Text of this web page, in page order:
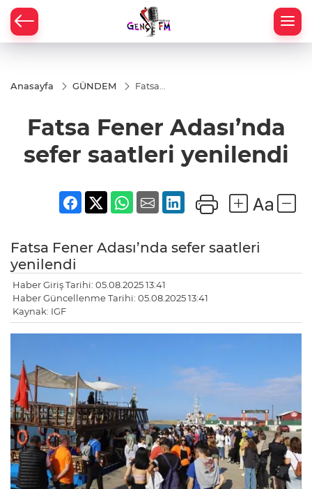
Anasayfa GÜNDEM
Fatsa
saatleri
Fatsa Fener Adası’nda
sefer saatleri yenilendi
Fatsa Fener Adası’nda sefer saatleri
yenilendi
Haber Giriş Tarihi: 05.08.2025 13:41
Haber Güncellenme Tarihi: 05.08.2025 13:41
Kaynak: IGF